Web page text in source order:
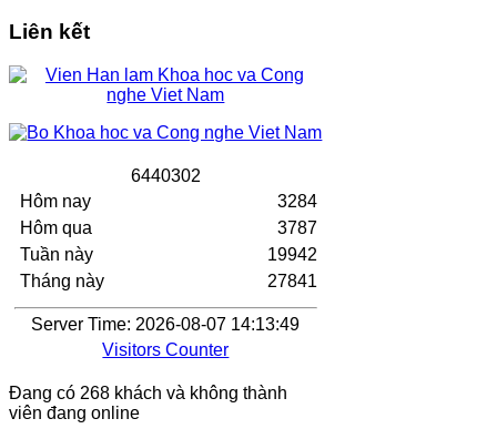
Liên kết
6440302
Hôm nay
Hôm qua
Tuần này
Tháng này
3284
3787
19942
27841
Server Time: 2026-08-07 14:13:49
Visitors Counter
Đang có 268 khách và không thành
viên đang online